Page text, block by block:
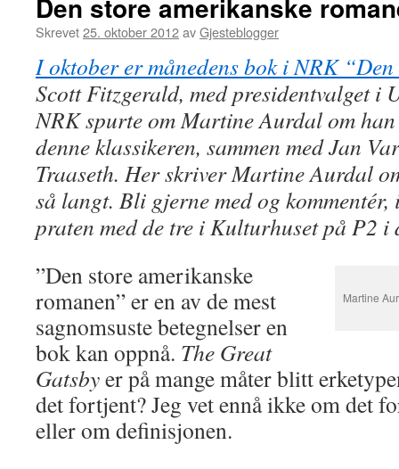
Den store amerikanske
Skrevet25. oktober 2012avGjesteblogger
I oktober er månedens bok i NRK
Scott Fitzgerald, med presidentvalget i
NRK spurte omMartine Aurdalom
denne klassikeren, sammen medJan
Traaseth. Her skriver Martine Aurdal
så langt. Bli gjerne med og
praten med de tre i Kulturhuset på P2 i
Martine
”Den store amerikanske
romanen” er en av de mest
sagnomsuste betegnelser en
bok kan oppnå. The Great
Gatsbyer på mange måter blitt
det fortjent? Jeg vet ennå ikke om det
eller om definisjonen.